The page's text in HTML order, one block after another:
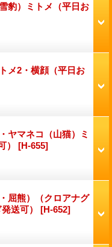
豹）ミトメ（平日お
メ2・横顔（平日お
ヤマネコ（山猫）ミ
） [H-655]
屈熊）（クロアナグ
送可） [H-652]